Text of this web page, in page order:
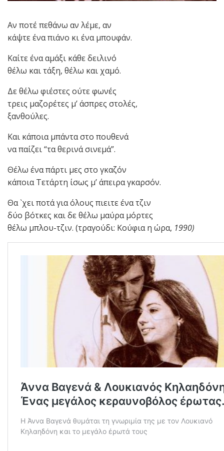
Aν ποτέ πεθάνω αν λέμε, αν
κάψτε ένα πιάνο κι ένα μπουφάν.
Καίτε ένα αμάξι κάθε δειλινό
θέλω και τάξη, θέλω και χαμό.
Δε θέλω φιέστες ούτε φωνές
τρεις μαζορέτες μ’ άσπρες στολές,
ξανθούλες.
Και κάποια μπάντα στο πουθενά
να παίζει “τα θερινά σινεμά”.
Θέλω ένα πάρτι μες στο γκαζόν
κάποια Τετάρτη ίσως μ’ άπειρα γκαρσόν.
Θα `χει ποτά για όλους πιειτε ένα τζιν
δύο βότκες και δε θέλω μαύρα μόρτες
θέλω μπλου-τζιν. (τραγούδι: Κούφια η ώρα, 1990)